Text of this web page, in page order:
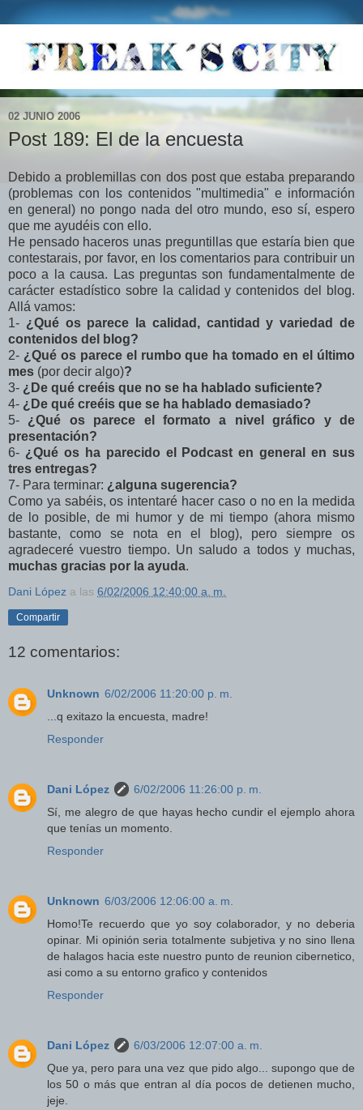
02 JUNIO 2006
Post 189: El de la encuesta
Debido a problemillas con dos post que estaba preparando
(problemas con los contenidos "multimedia" e información
en general) no pongo nada del otro mundo, eso sí, espero
que me ayudéis con ello.
He pensado haceros unas preguntillas que estaría bien que
contestarais, por favor, en los comentarios para contribuir un
poco a la causa. Las preguntas son fundamentalmente de
carácter estadístico sobre la calidad y contenidos del blog.
Allá vamos:
1- ¿Qué os parece la calidad, cantidad y variedad de
contenidos del blog?
2- ¿Qué os parece el rumbo que ha tomado en el último
mes (por decir algo)?
3- ¿De qué creéis que no se ha hablado suficiente?
4- ¿De qué creéis que se ha hablado demasiado?
5- ¿Qué os parece el formato a nivel gráfico y de
presentación?
6- ¿Qué os ha parecido el Podcast en general en sus
tres entregas?
7- Para terminar: ¿alguna sugerencia?
Como ya sabéis, os intentaré hacer caso o no en la medida
de lo posible, de mi humor y de mi tiempo (ahora mismo
bastante, como se nota en el blog), pero siempre os
agradeceré vuestro tiempo. Un saludo a todos y muchas,
muchas gracias por la ayuda.
Dani López a las 6/02/2006 12:40:00 a. m.
Compartir
12 comentarios:
Unknown 6/02/2006 11:20:00 p. m.
...q exitazo la encuesta, madre!
Responder
Dani López
6/02/2006 11:26:00 p. m.
Sí, me alegro de que hayas hecho cundir el ejemplo ahora
que tenías un momento.
Responder
Unknown 6/03/2006 12:06:00 a. m.
Homo!Te recuerdo que yo soy colaborador, y no deberia
opinar. Mi opinión seria totalmente subjetiva y no sino llena
de halagos hacia este nuestro punto de reunion cibernetico,
asi como a su entorno grafico y contenidos
Responder
Dani López
6/03/2006 12:07:00 a. m.
Que ya, pero para una vez que pido algo... supongo que de
los 50 o más que entran al día pocos de detienen mucho,
jeje.